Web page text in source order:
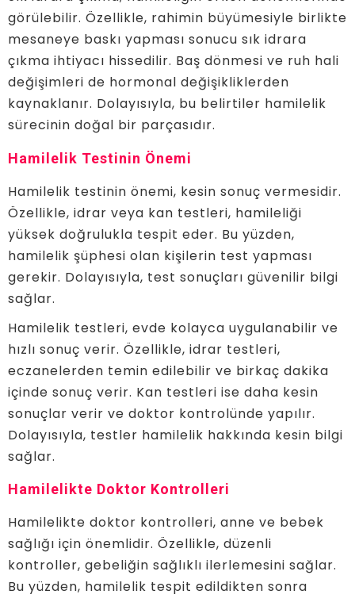
görülebilir. Özellikle, rahimin büyümesiyle birlikte
mesaneye baskı yapması sonucu sık idrara
çıkma ihtiyacı hissedilir. Baş dönmesi ve ruh hali
değişimleri de hormonal değişikliklerden
kaynaklanır. Dolayısıyla, bu belirtiler hamilelik
sürecinin doğal bir parçasıdır.
Hamilelik Testinin Önemi
Hamilelik testinin önemi, kesin sonuç vermesidir.
Özellikle, idrar veya kan testleri, hamileliği
yüksek doğrulukla tespit eder. Bu yüzden,
hamilelik şüphesi olan kişilerin test yapması
gerekir. Dolayısıyla, test sonuçları güvenilir bilgi
sağlar.
Hamilelik testleri, evde kolayca uygulanabilir ve
hızlı sonuç verir. Özellikle, idrar testleri,
eczanelerden temin edilebilir ve birkaç dakika
içinde sonuç verir. Kan testleri ise daha kesin
sonuçlar verir ve doktor kontrolünde yapılır.
Dolayısıyla, testler hamilelik hakkında kesin bilgi
sağlar.
Hamilelikte Doktor Kontrolleri
Hamilelikte doktor kontrolleri, anne ve bebek
sağlığı için önemlidir. Özellikle, düzenli
kontroller, gebeliğin sağlıklı ilerlemesini sağlar.
Bu yüzden, hamilelik tespit edildikten sonra